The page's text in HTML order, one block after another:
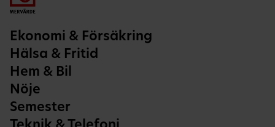
Ekonomi & Försäkring
Hälsa & Fritid
Hem & Bil
Nöje
Semester